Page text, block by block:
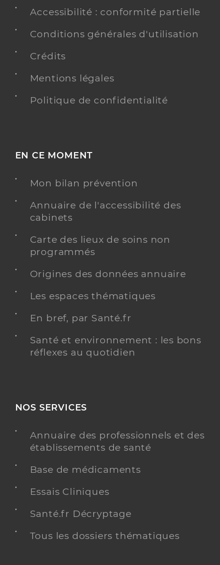
Accessibilité : conformité partielle
Conditions générales d'utilisation
Crédits
Mentions légales
Politique de confidentialité
EN CE MOMENT
Mon bilan prévention
Annuaire de l'accessibilité des
cabinets
Carte des lieux de soins non
programmés
Origines des données annuaire
Les espaces thématiques
En bref, par Santé.fr
Santé et environnement : les bons
réflexes au quotidien
NOS SERVICES
Annuaire des professionnels et des
établissements de santé
Base de médicaments
Essais Cliniques
Santé.fr Décryptage
Tous les dossiers thématiques